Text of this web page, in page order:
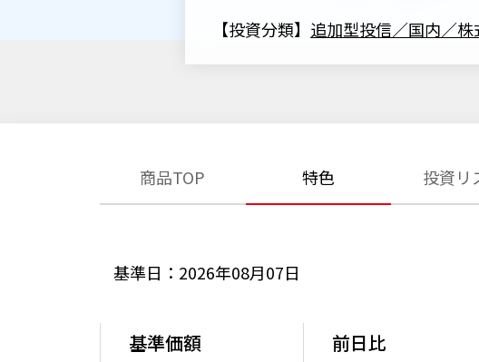
【投資分類】 追加型投信／国内／株
商品TOP 特色 投資リ
基準日：2026年08月07日
基準価額 前日比